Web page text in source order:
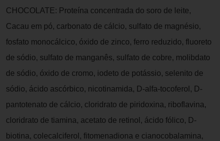
CHOCOLATE: Proteína concentrada do soro de leite,
Cacau em pó, carbonato de cálcio, sulfato de magnésio,
fosfato monocálcico, óxido de zinco, ferro reduzido, fluoreto
de sódio, sulfato de manganês, sulfato de cobre, molibdato
de sódio, óxido de cromo, iodeto de potássio, selenito de
sódio, ácido ascórbico, nicotinamida, D-alfa-tocoferol, D-
pantotenato de cálcio, cloridrato de piridoxina, riboflavina,
cloridrato de tiamina, acetato de retinol, ácido fólico, D-
biotina, colecalciferol, fitomenadiona e cianocobalamina,